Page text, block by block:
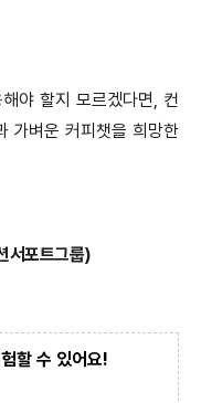
야 할지 모르겠다면, 컨
가벼운 커피챗을 희망한
서포트그룹)
할 수 있어요!